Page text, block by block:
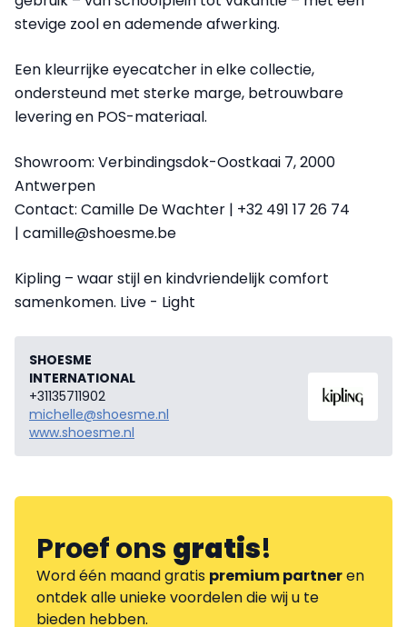
stevige zool en ademende afwerking.
Een kleurrijke eyecatcher in elke collectie,
ondersteund met sterke marge, betrouwbare
levering en POS-materiaal.
Showroom: Verbindingsdok-Oostkaai 7, 2000
Antwerpen
Contact: Camille De Wachter | +32 491 17 26 74
| camille@shoesme.be
Kipling – waar stijl en kindvriendelijk comfort
samenkomen. Live - Light
SHOESME
INTERNATIONAL
+31135711902
michelle@shoesme.nl
www.shoesme.nl
Proef onsgratis!
Word één maand gratis premium partneren
ontdek alle unieke voordelen die wij u te
bieden hebben.